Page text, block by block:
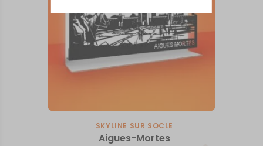
SKYLINE SUR SOCLE
Aigues-Mortes